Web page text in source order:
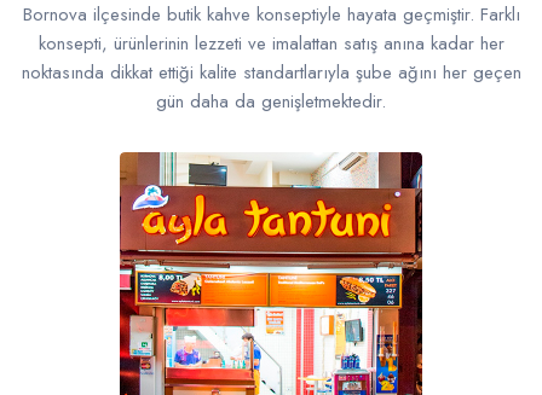
Bornova ilçesinde butik kahve konseptiyle hayata geçmiştir. Farklı
konsepti, ürünlerinin lezzeti ve imalattan satış anına kadar her
noktasında dikkat ettiği kalite standartlarıyla şube ağını her geçen
gün daha da genişletmektedir.